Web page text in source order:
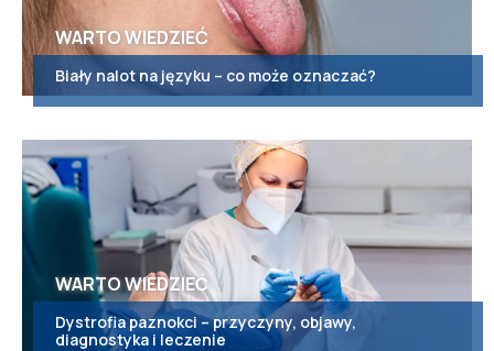
WARTO WIEDZIEĆ
Biały nalot na języku – co może oznaczać?
WARTO WIEDZIEĆ
Dystrofia paznokci – przyczyny, objawy,
diagnostyka i leczenie